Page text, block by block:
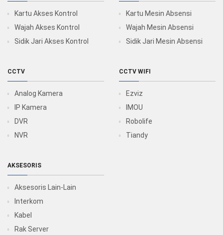
Kartu Akses Kontrol
Wajah Akses Kontrol
Sidik Jari Akses Kontrol
Kartu Mesin Absensi
Wajah Mesin Absensi
Sidik Jari Mesin Absensi
CCTV
Analog Kamera
IP Kamera
DVR
NVR
CCTV WIFI
Ezviz
IMOU
Robolife
Tiandy
AKSESORIS
Aksesoris Lain-Lain
Interkom
Kabel
Rak Server